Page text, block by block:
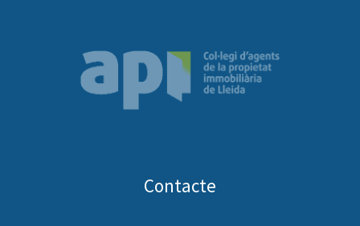
Contacte